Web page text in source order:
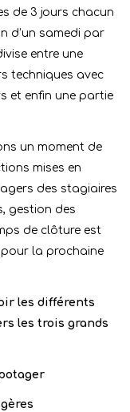
de 3 jours chacun
d’un samedi par
entre une
techniques avec
et enfin une partie
un moment de
mises en
des stagiaires
gestion des
de clôture est
pour la prochaine
les différents
les trois grands